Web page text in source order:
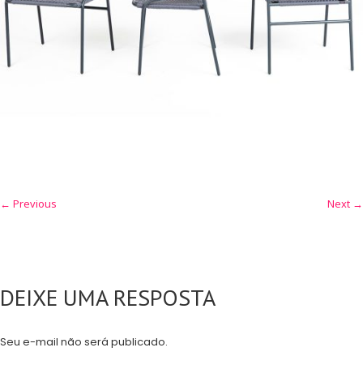
← Previous Next →
DEIXE UMA RESPOSTA
Seu e-mail não será publicado.